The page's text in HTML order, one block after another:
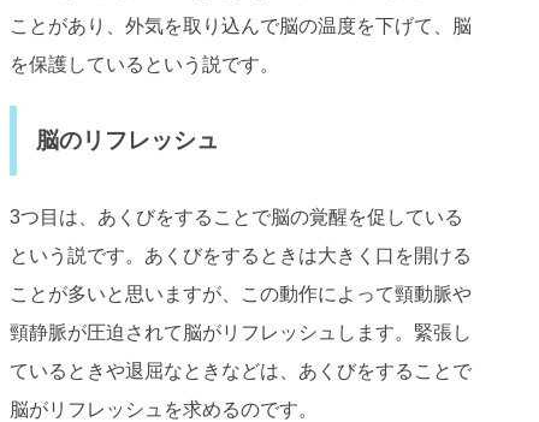
ことがあり、外気を取り込んで脳の温度を下げて、脳
を保護しているという説です。
脳のリフレッシュ
3つ目は、あくびをすることで脳の覚醒を促している
という説です。あくびをするときは大きく口を開ける
ことが多いと思いますが、この動作によって頸動脈や
頸静脈が圧迫されて脳がリフレッシュします。緊張し
ているときや退屈なときなどは、あくびをすることで
脳がリフレッシュを求めるのです。